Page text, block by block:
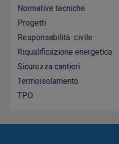
Normative tecniche
Progetti
Responsabilità civile
Riqualificazione energetica
Sicurezza cantieri
Termoisolamento
TPO